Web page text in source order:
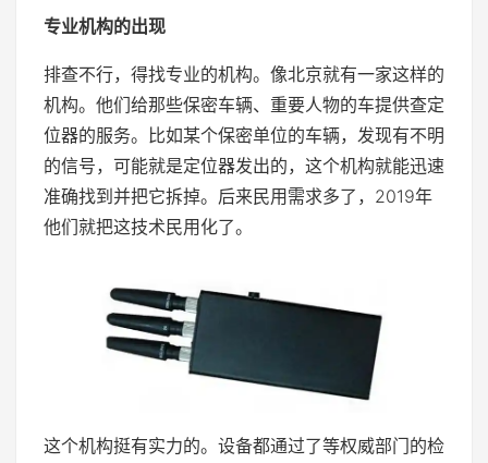
专业机构的出现
排查不行，得找专业的机构。像北京就有一家这样的
机构。他们给那些保密车辆、重要人物的车提供查定
位器的服务。比如某个保密单位的车辆，发现有不明
的信号，可能就是定位器发出的，这个机构就能迅速
准确找到并把它拆掉。后来民用需求多了，2019年
他们就把这技术民用化了。
这个机构挺有实力的。设备都通过了等权威部门的检